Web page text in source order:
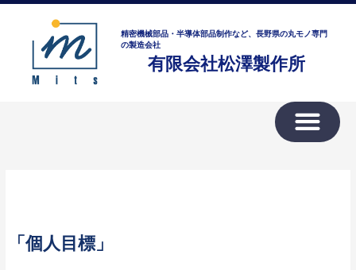
精密機械部品・半導体部品制作など、長野県の丸モノ専門
の製造会社
有限会社松澤製作所
「個人目標」